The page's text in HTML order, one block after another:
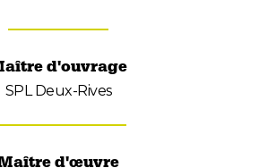
d'ouvrage
SPL Deux-Rives
d'œuvre